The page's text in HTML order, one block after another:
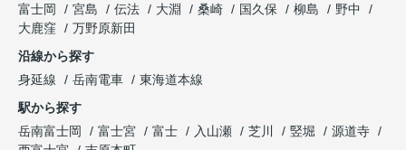
富士岡
宮島 伝法 大淵 桑崎 国久保 柳島
野中
大鹿窪
万野原新田
沿線から探す
身延線
岳南電車
東海道本線
駅から探す
岳南富士岡
富士宮 富士 入山瀬 芝川 竪堀
源道寺